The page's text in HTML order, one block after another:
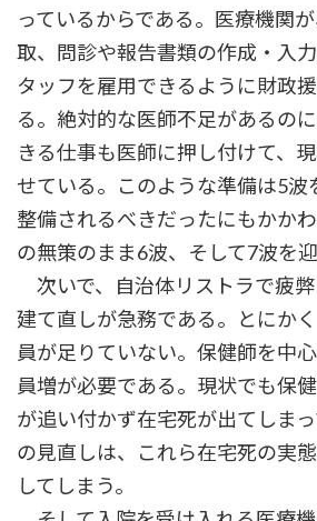
っているからである。医療機関
取、問診や報告書類の作成・入
タッフを雇用できるように財政
る。絶対的な医師不足があるの
きる仕事も医師に押し付けて、
せている。このような準備は5波
整備されるべきだったにもかか
の無策のまま6波、そして7波を迎
次いで、自治体リストラで疲
建て直しが急務である。とにか
員が足りていない。保健師を中
員増が必要である。現状でも保
が追い付かず在宅死が出てしま
の見直しは、これら在宅死の実
してしまう。